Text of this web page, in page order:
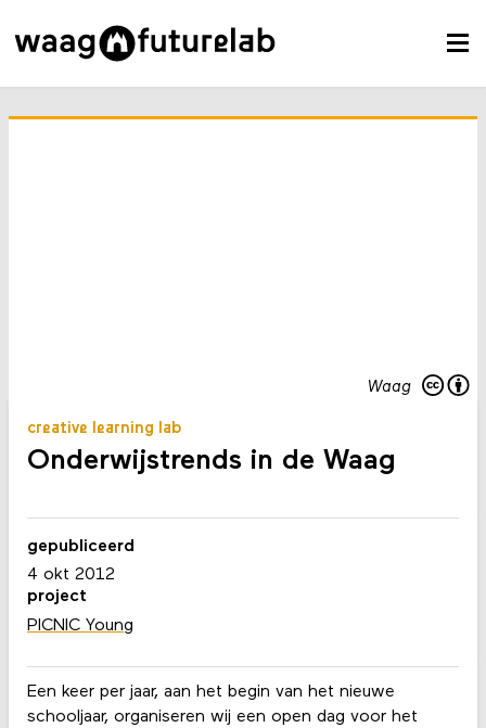
Waag
creative learning lab
Onderwijstrends in de Waag
Een keer per jaar, aan het begin van het nieuwe
schooljaar, organiseren wij een open dag voor het
gepubliceerd
4 okt 2012
project
PICNIC Young